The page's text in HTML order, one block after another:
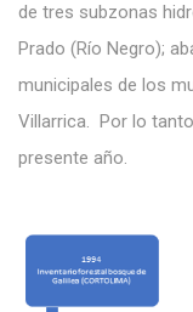
de tres subzonas
Prado (Río Negro);
municipales de los
Villarrica. Por lo
presente año.